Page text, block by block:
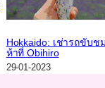
Hokkaido: เช่ารถขับช
ห้าที่ Obihiro
29-01-2023